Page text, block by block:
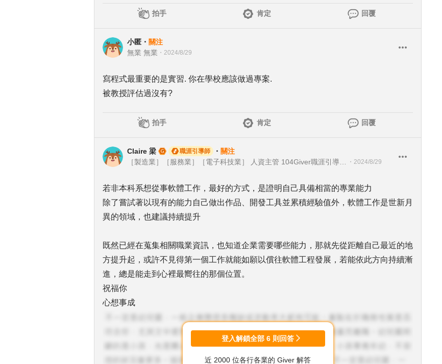
拍手 肯定 回覆
小匿 ・ 關注
無業 無業 ・ 2024/8/29
寫程式最重要的是實習. 你在學校應該做過專案.
被教授評估過沒有?
拍手 肯定 回覆
Claire 梁 職涯引導師 ・ 關注
・ 2024/8/29
若非本科系想從事軟體工作，最好的方式，是證明自己具備相當的專業能力
除了嘗試著以現有的能力自己做出作品、開發工具並累積經驗值外，軟體工作是世新月
異的領域，也建議持續提升
既然已經在蒐集相關職業資訊，也知道企業需要哪些能力，那就先從距離自己最近的地
方提升起，或許不見得第一個工作就能如願以償往軟體工程發展，若能依此方向持續漸
進，總是能走到心裡最嚮往的那個位置。
祝福你
心想事成
登入解鎖全部 6 則回答
近 2000 位各行各業的 Giver 解答